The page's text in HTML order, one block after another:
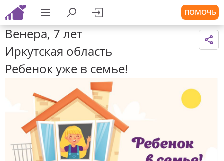
ПОМОЧЬ
Венера, 7 лет
Иркутская область
Ребенок уже в семье!